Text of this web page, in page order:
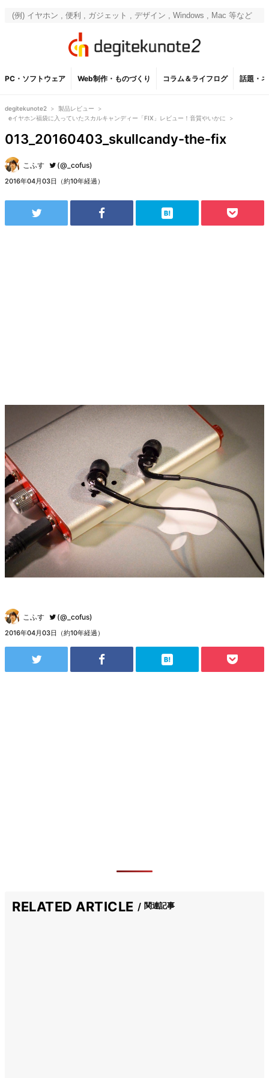
PC・ソフトウェア Web制作・ものづくり コラム＆ライフログ 話題・
degitekunote2 > 製品レビュー
>
eイヤホン福袋に入っていたスカルキャンディー「FIX」レビュー！音質やいかに
>
013_20160403_skullcandy-the-fix
こふす (@_cofus)
2016年04月03日（約10年経過）
こふす (@_cofus)
2016年04月03日（約10年経過）
RELATED ARTICLE 関連記事